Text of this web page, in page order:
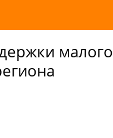
малого